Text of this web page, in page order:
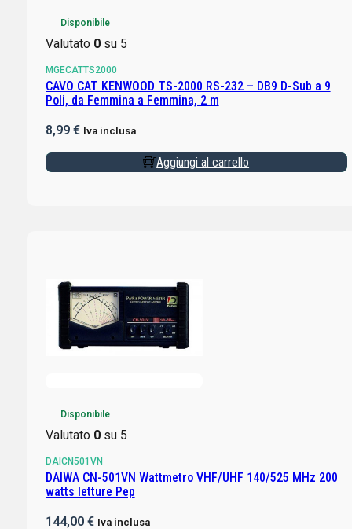
Disponibile
Valutato 0su 5
MGECATTS2000
CAVO CAT KENWOOD TS-2000 RS-232 – DB9 D-Sub a 9
Poli, da Femmina a Femmina, 2 m
8,99 € Iva inclusa
Aggiungi al carrello
Disponibile
Valutato 0su 5
DAICN501VN
DAIWA CN-501VN Wattmetro VHF/UHF 140/525 MHz 200
watts letture Pep
144,00 € Iva inclusa